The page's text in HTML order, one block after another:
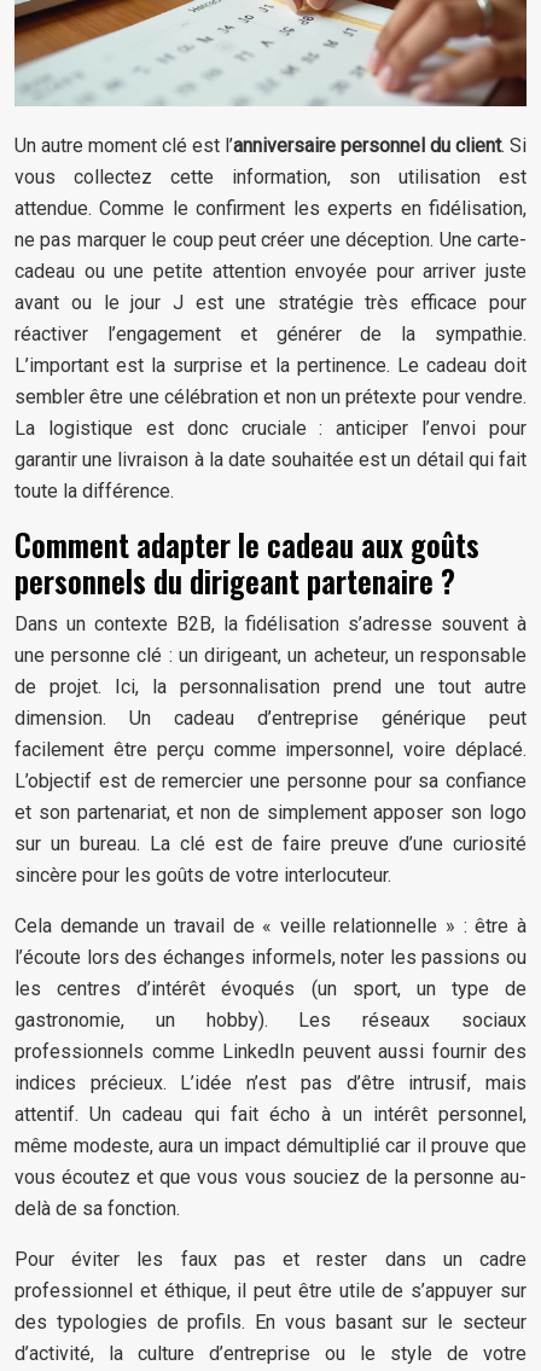
Un autre moment clé est l’anniversaire personnel du client. Si
vous collectez cette information, son utilisation est
attendue. Comme le confirment les experts en fidélisation,
ne pas marquer le coup peut créer une déception. Une carte-
cadeau ou une petite attention envoyée pour arriver juste
avant ou le jour J est une stratégie très efficace pour
réactiver l’engagement et générer de la sympathie.
L’important est la surprise et la pertinence. Le cadeau doit
sembler être une célébration et non un prétexte pour vendre.
La logistique est donc cruciale : anticiper l’envoi pour
garantir une livraison à la date souhaitée est un détail qui fait
toute la différence.
Comment adapter le cadeau aux goûts
personnels du dirigeant partenaire ?
Dans un contexte B2B, la fidélisation s’adresse souvent à
une personne clé : un dirigeant, un acheteur, un responsable
de projet. Ici, la personnalisation prend une tout autre
dimension. Un cadeau d’entreprise générique peut
facilement être perçu comme impersonnel, voire déplacé.
L’objectif est de remercier une personne pour sa confiance
et son partenariat, et non de simplement apposer son logo
sur un bureau. La clé est de faire preuve d’une curiosité
sincère pour les goûts de votre interlocuteur.
Cela demande un travail de « veille relationnelle » : être à
l’écoute lors des échanges informels, noter les passions ou
les centres d’intérêt évoqués (un sport, un type de
gastronomie, un hobby). Les réseaux sociaux
professionnels comme LinkedIn peuvent aussi fournir des
indices précieux. L’idée n’est pas d’être intrusif, mais
attentif. Un cadeau qui fait écho à un intérêt personnel,
même modeste, aura un impact démultiplié car il prouve que
vous écoutez et que vous vous souciez de la personne au-
delà de sa fonction.
Pour éviter les faux pas et rester dans un cadre
professionnel et éthique, il peut être utile de s’appuyer sur
des typologies de profils. En vous basant sur le secteur
d’activité, la culture d’entreprise ou le style de votre